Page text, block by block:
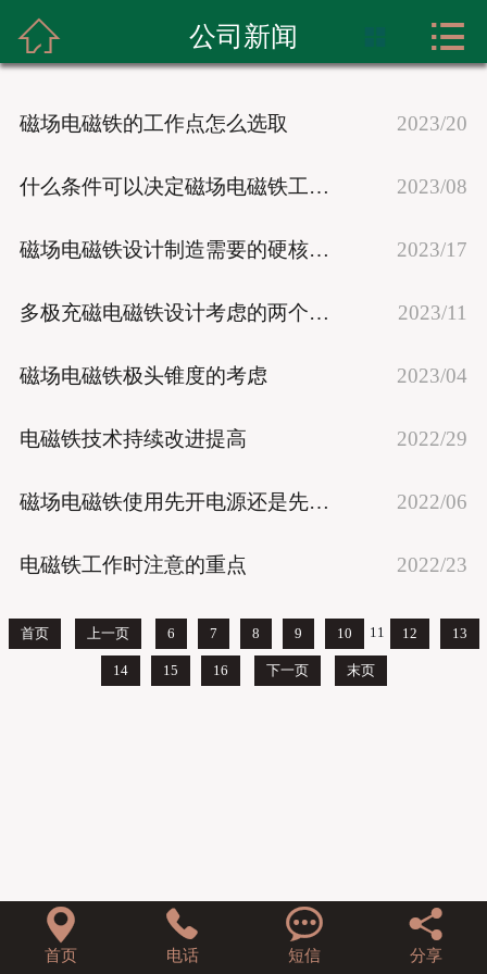
实力展示
新闻资讯
成功案例
联系我们
 公司新闻 
磁场电磁铁的工作点怎么选取 2023/20
什么条件可以决定磁场电磁铁工作电流 2023/08
磁场电磁铁设计制造需要的硬核技术 2023/17
多极充磁电磁铁设计考虑的两个重点 2023/11
磁场电磁铁极头锥度的考虑 2023/04
电磁铁技术持续改进提高 2022/29
磁场电磁铁使用先开电源还是先开水冷系统 2022/06
电磁铁工作时注意的重点 2022/23
首页 上一页 6 7 8 9 10 11 12 13
14 15 16 下一页 末页

首页

电话

短信

分享